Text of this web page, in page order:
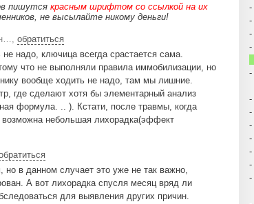
-
-
-
-
-
-
-
-
-
-
-
-
пишутся красным шрифтом со ссылкой на их
не высылайте никому деньги!
обратиться
надо, ключица всегда срастается сама.
что не выполняли правила иммобилизации, но
вообще ходить не надо, там мы лишние.
где сделают хотя бы элементарный анализ
формула. .. ). Кстати, после травмы, когда
возможна небольшая лихорадка(эффект
но в данном случает это уже не так важно,
А вот лихорадка спусля месяц вряд ли
для выявления других причин.